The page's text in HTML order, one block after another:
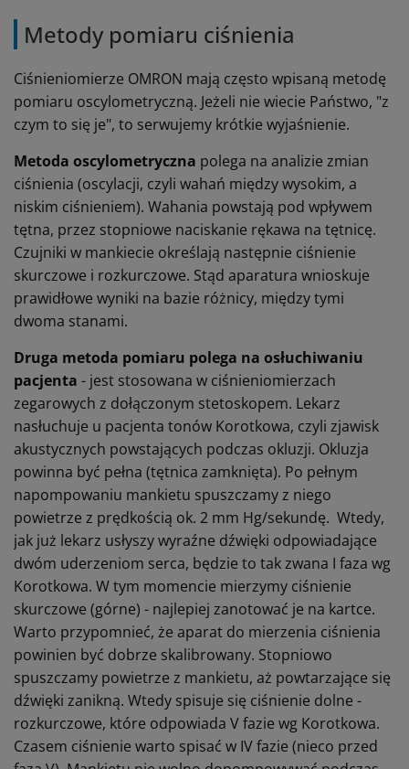
Metody pomiaru ciśnienia
Ciśnieniomierze OMRON mają często wpisaną metodę
pomiaru oscylometryczną. Jeżeli nie wiecie Państwo, "z
czym to się je", to serwujemy krótkie wyjaśnienie.
Metoda oscylometryczna polega na analizie zmian
ciśnienia (oscylacji, czyli wahań między wysokim, a
niskim ciśnieniem). Wahania powstają pod wpływem
tętna, przez stopniowe naciskanie rękawa na tętnicę.
Czujniki w mankiecie określają następnie ciśnienie
skurczowe i rozkurczowe. Stąd aparatura wnioskuje
prawidłowe wyniki na bazie różnicy, między tymi
dwoma stanami.
Druga metoda pomiaru polega na osłuchiwaniu
pacjenta - jest stosowana w ciśnieniomierzach
zegarowych z dołączonym stetoskopem. Lekarz
nasłuchuje u pacjenta tonów Korotkowa, czyli zjawisk
akustycznych powstających podczas okluzji. Okluzja
powinna być pełna (tętnica zamknięta). Po pełnym
napompowaniu mankietu spuszczamy z niego
powietrze z prędkością ok. 2 mm Hg/sekundę. Wtedy,
jak już lekarz usłyszy wyraźne dźwięki odpowiadające
dwóm uderzeniom serca, będzie to tak zwana I faza wg
Korotkowa. W tym momencie mierzymy ciśnienie
skurczowe (górne) - najlepiej zanotować je na kartce.
Warto przypomnieć, że aparat do mierzenia ciśnienia
powinien być dobrze skalibrowany. Stopniowo
spuszczamy powietrze z mankietu, aż powtarzające się
dźwięki zanikną. Wtedy spisuje się ciśnienie dolne -
rozkurczowe, które odpowiada V fazie wg Korotkowa.
Czasem ciśnienie warto spisać w IV fazie (nieco przed